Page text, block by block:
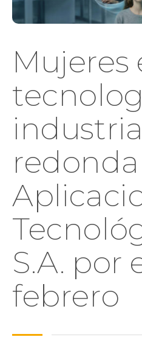
Mujeres
S.A. por
febrero